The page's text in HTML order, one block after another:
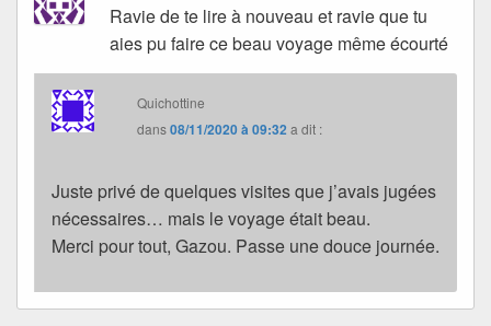
Ravie de te lire à nouveau et ravie que tu
aies pu faire ce beau voyage même écourté
Quichottine
dans08/11/2020 à 09:32 a dit :
Juste privé de quelques visites que j’avais jugées
nécessaires… mais le voyage était beau.
Merci pour tout, Gazou. Passe une douce journée.